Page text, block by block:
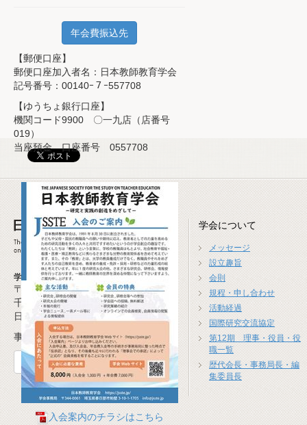
年会費振込先
【郵便口座】
郵便口座加入者名：日本教師教育学会
記号番号：00140ｰ７ｰ557708
【ゆうちょ銀行口座】
機関コード9900 〇一九店（店番号
019）
当座預金 口座番号 0557708
入会案内のチラシはこちら
学会事務局
〒277-0941
千葉県柏市高柳1674-4
日本教師教育学会事務局
事務局長 米沢 崇(広島大学)
お問合せフォーム
学会について
メッセージ
設立趣旨
会則
規程・申し合わせ
活動経過
国際研究交流協定
第12期 理事・役員・役
職一覧
歴代会長・事務局長・編
集委員長